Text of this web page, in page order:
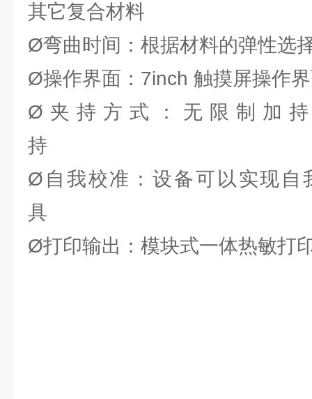
其它复合材料
Ø弯曲时间：根据材料的弹性选
Ø操作界面：7inch 触摸屏操作
Ø夹持方式：无限制加
持
Ø自我校准：设备可以实现自
具
Ø打印输出：模块式一体热敏打